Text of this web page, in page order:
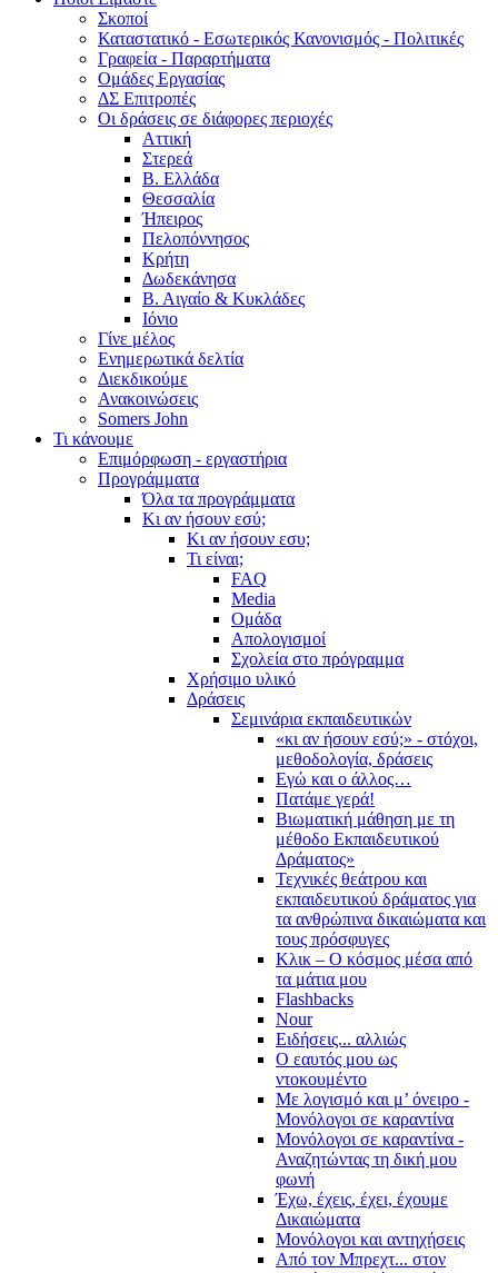
Σκοποί
Καταστατικό - Εσωτερικός Κανονισμός - Πολιτικές
Γραφεία - Παραρτήματα
Ομάδες Εργασίας
ΔΣ Επιτροπές
Οι δράσεις σε διάφορες περιοχές
Αττική
Στερεά
Β. Ελλάδα
Θεσσαλία
Ήπειρος
Πελοπόννησος
Κρήτη
Δωδεκάνησα
Β. Αιγαίο & Κυκλάδες
Ιόνιο
Γίνε μέλος
Ενημερωτικά δελτία
Διεκδικούμε
Ανακοινώσεις
Somers John
Τι κάνουμε
Επιμόρφωση - εργαστήρια
Προγράμματα
Όλα τα προγράμματα
Κι αν ήσουν εσύ;
Κι αν ήσουν εσυ;
Τι είναι;
FAQ
Media
Ομάδα
Απολογισμοί
Σχολεία στο πρόγραμμα
Χρήσιμο υλικό
Δράσεις
Σεμινάρια εκπαιδευτικών
«κι αν ήσουν εσύ;» - στόχοι,
μεθοδολογία, δράσεις
Εγώ και ο άλλος…
Πατάμε γερά!
Βιωματική μάθηση με τη
μέθοδο Εκπαιδευτικού
Δράματος»
Τεχνικές θεάτρου και
εκπαιδευτικού δράματος για
τα ανθρώπινα δικαιώματα και
τους πρόσφυγες
Κλικ – Ο κόσμος μέσα από
τα μάτια μου
Flashbacks
Nour
Ειδήσεις... αλλιώς
Ο εαυτός μου ως
ντοκουμέντο
Με λογισμό και μ’ όνειρο -
Μονόλογοι σε καραντίνα
Μονόλογοι σε καραντίνα -
Αναζητώντας τη δική μου
φωνή
Έχω, έχεις, έχει, έχουμε
Δικαιώματα
Μονόλογοι και αντηχήσεις
Από τον Μπρεχτ... στον